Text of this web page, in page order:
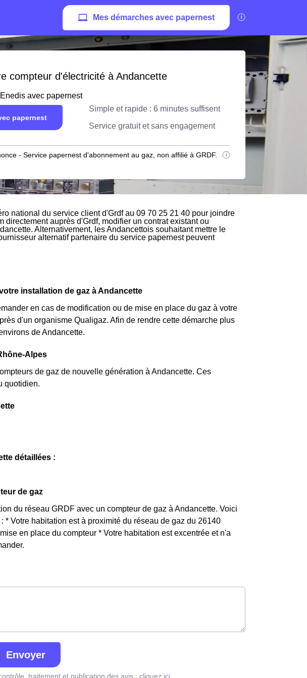
Mes démarches avec papernest
compteur d'électricité à Andancette
avec papernest
papernest
Simple et rapide : 6 minutes suffisent
Service gratuit et sans engagement
- Service papernest d'abonnement au gaz, non affilié à GRDF.
national du service client d'Grdf au 09 70 25 21 40 pour joindre
directement auprès d'Grdf, modifier un contrat existant ou
Alternativement, les Andancettois souhaitant mettre le
alternatif partenaire du service papernest peuvent
installation de gaz à Andancette
en cas de modification ou de mise en place du gaz à votre
d'un organisme Qualigaz. Afin de rendre cette démarche plus
de Andancette.
Alpes
de gaz de nouvelle génération à Andancette. Ces
quotidien.
détaillées :
de gaz
du réseau GRDF avec un compteur de gaz à Andancette. Voici
* Votre habitation est à proximité du réseau de gaz du 26140
en place du compteur * Votre habitation est excentrée et n'a
Envoyer
traitement et publication des avis : cliquez ici